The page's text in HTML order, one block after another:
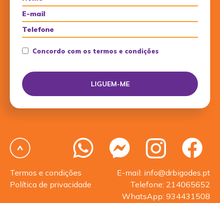
Concordo com os termos e condições
Termos e condições
Política de privacidade
E-mail: info@drbigodes.pt
Telefone: 214065652
WhatsApp: 934431508